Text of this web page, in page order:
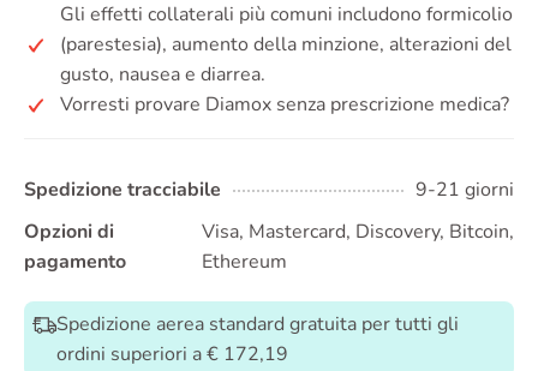
Gli effetti collaterali più comuni includono formicolio
(parestesia), aumento della minzione, alterazioni del
gusto, nausea e diarrea.
Vorresti provare Diamox senza prescrizione medica?
Spedizione tracciabile
9-21 giorni
Opzioni di
pagamento
Visa, Mastercard, Discovery, Bitcoin,
Ethereum
Spedizione aerea standard gratuita per tutti gli
ordini superiori a € 172,19